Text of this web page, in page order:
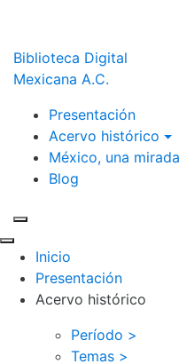
Biblioteca Digital
Mexicana A.C.
Presentación
Acervo histórico
México, una mirada
Blog
Inicio
Presentación
Acervo histórico
Período >
Temas >